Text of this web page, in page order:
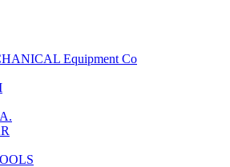
Equipment Co